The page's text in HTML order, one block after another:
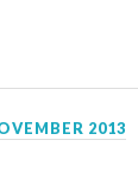
2013